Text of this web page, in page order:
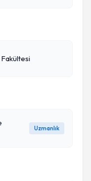
Uzmanlık